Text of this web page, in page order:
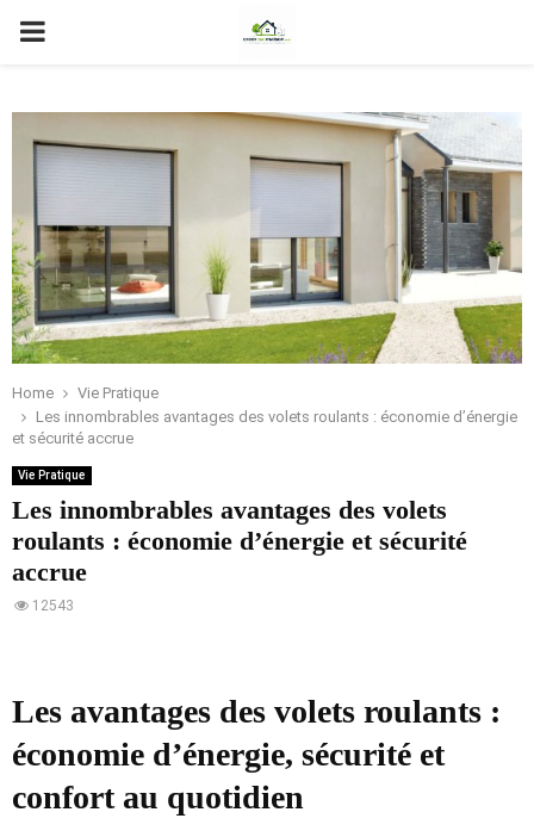
PRIMARY
Home
Vie Pratique
Les innombrables avantages des volets roulants : économie d’énergie
et sécurité accrue
Vie Pratique
Les innombrables avantages des volets
roulants : économie d’énergie et sécurité
accrue
12543
Les avantages des volets roulants :
économie d’énergie, sécurité et
confort au quotidien